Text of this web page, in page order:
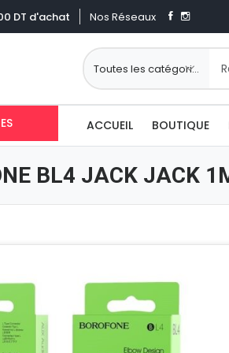
DT d'achat Nos Réseaux
ACCUEIL BOUTIQUE
BL4 JACK JACK